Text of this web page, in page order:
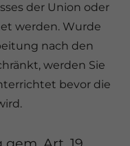
der Union oder
werden. Wurde
nach den
werden Sie
bevor die